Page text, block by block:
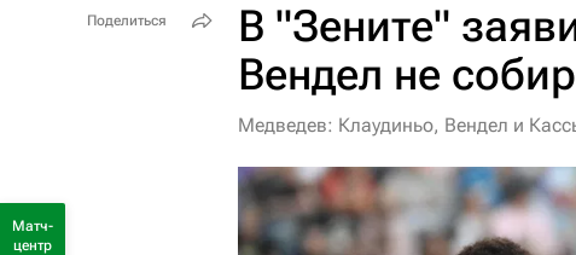
В "Зените"
Вендел не
Медведев: Клаудиньо, Вендел и
Поделиться
Матч-
центр